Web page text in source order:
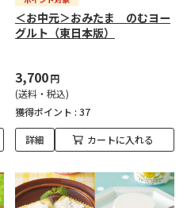
＜お中元＞おみたま のむヨー
グルト（東日本版）
3,700円
(送料・税込)
獲得ポイント : 37
詳細 カートに入れる